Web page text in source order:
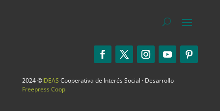
2024 ©IDEAS Cooperativa de Interés Social · Desarrollo
Freepress Coop